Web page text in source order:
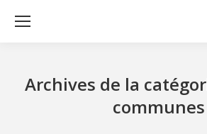
Archives de la
communes